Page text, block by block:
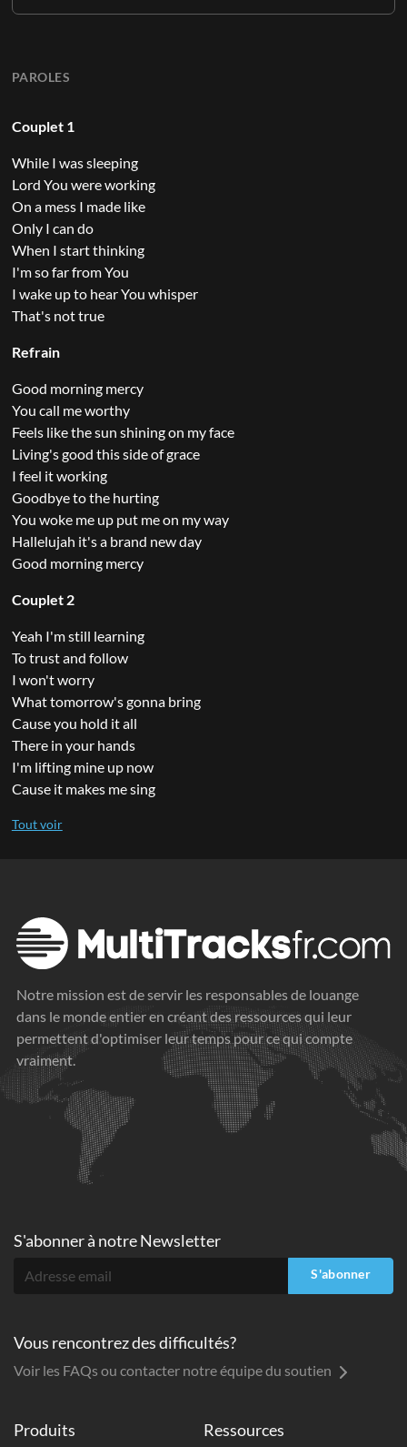
PAROLES
Couplet 1
While I was sleeping
Lord You were working
On a mess I made like
Only I can do
When I start thinking
I'm so far from You
I wake up to hear You whisper
That's not true
Refrain
Good morning mercy
You call me worthy
Feels like the sun shining on my face
Living's good this side of grace
I feel it working
Goodbye to the hurting
You woke me up put me on my way
Hallelujah it's a brand new day
Good morning mercy
Couplet 2
Yeah I'm still learning
To trust and follow
I won't worry
What tomorrow's gonna bring
Cause you hold it all
There in your hands
I'm lifting mine up now
Cause it makes me sing
Notre mission est de servir les responsables de louange
dans le monde entier en créant des ressources qui leur
permettent d'optimiser leur temps pour ce qui compte
vraiment.
Produits Ressources
S'abonner à notre Newsletter
S'abonner
Vous rencontrez des difficultés?
Voir les FAQs ou contacter notre équipe du soutien